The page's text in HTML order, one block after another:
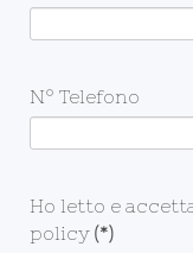
N° Telefono
Ho letto e
policy (*)